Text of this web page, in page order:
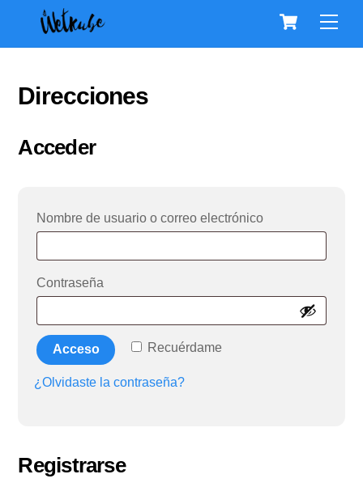
content
Cart
Direcciones
Acceder
Nombre de usuario o correo electrónico
Contraseña
Recuérdame
Acceso
¿Olvidaste la contraseña?
Registrarse